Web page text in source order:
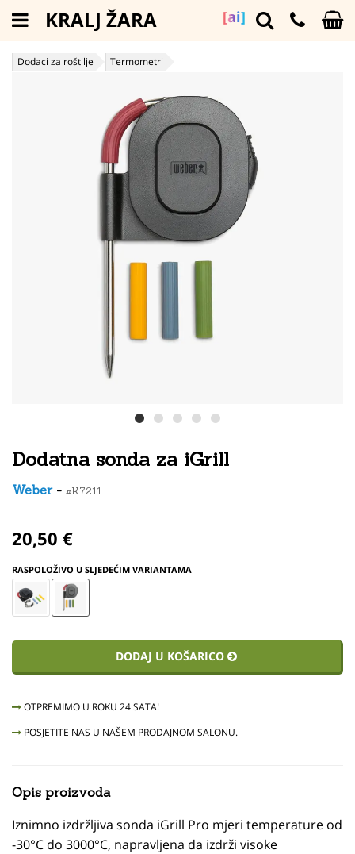
[ai]
KRALJ ŽARA
Dodaci za roštilje Termometri
Dodatna sonda za iGrill
Weber- #K7211
20,50 €
RASPOLOŽIVO U SLJEDEĆIM VARIANTAMA
DODAJ U KOŠARICO
OTPREMIMO U ROKU 24 SATA!
POSJETITE NAS U NAŠEM PRODAJNOM SALONU.
Opis proizvoda
Iznimno izdržljiva sonda iGrill Pro mjeri temperature od
-30°C do 3000°C, napravljena da izdrži visoke